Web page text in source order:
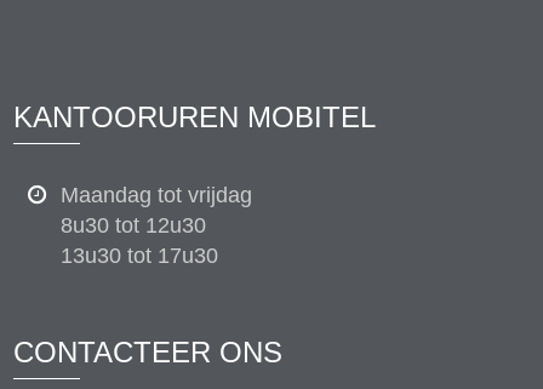
KANTOORUREN MOBITEL
Maandag tot vrijdag
8u30 tot 12u30
13u30 tot 17u30
CONTACTEER ONS